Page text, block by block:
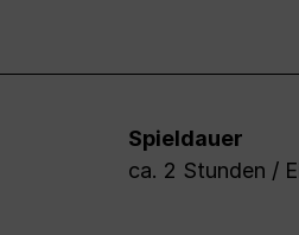
Spieldauer
ca. 2 Stunden /